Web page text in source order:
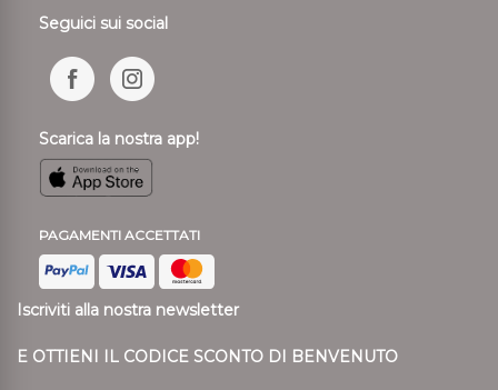
Seguici sui social
Scarica la nostra app!
PAGAMENTI ACCETTATI
Iscriviti alla nostra newsletter
E OTTIENI IL CODICE SCONTO DI BENVENUTO